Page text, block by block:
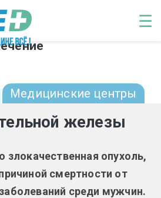
содержанию
☰
железы:
Медицинские центры
железы
злокачественная опухоль,
смертности от
среди мужчин.